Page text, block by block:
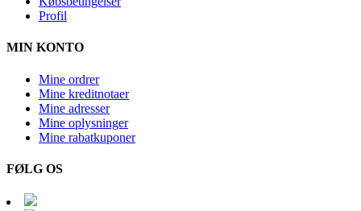
Profil
MIN KONTO
Mine ordrer
Mine kreditnotaer
Mine adresser
Mine oplysninger
Mine rabatkuponer
FØLG OS